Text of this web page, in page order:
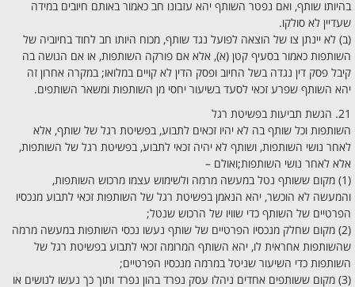
בהיותו שותף, ואם נפטר השותף יהא עזבונו חב כאמור באותם חיובים במידה
שעדיין לא סולקו.
(ב) לא יינתן צו של הוצאה לפועל נגד שותף, מכוח היותו חב לחוד בחיוביה של
השותפות כאמור בסעיף קטן (א), אלא אם פורקה השותפות, או אם הנושה בה
קיבל פסק דין נגדה בשל החיוב ופסק הדין לא קויים במלואו; במקרה אחרון זה
יהא השותף שפרע זכאי לסעד בשיעור יחסי מן השותפות ומשאר השותפים.
21. הגשת תביעות בפשיטת רגל
השותפות וכל שותף בה לא יהיו זכאים לתבוע, בפשיטת רגל של שותף, אלא
לאחר נושי השותפות, ושותף לא יהיה זכאי לתבוע, בפשיטת רגל של השותפות,
אלא לאחר נושי השותפות;ואולם –
(1) מקום ששותף נטל במעשה מרמה ולשימוש עצמו מרכוש השותפות,
והמעשה לא הוכשר, יהא הנאמן בפשיטת רגל של השותפות זכאי לתבוע מנכסיו
הפרטיים של השותף כדי שוויו של הרכוש שנטל;
(2) מקום שחלק מנכסיו הפרטיים של שותף נעשו נכסי השותפות במעשה מרמה
שהשותפות אחראית לו, יהא השותף המרומה זכאי לתבוע בפשיטת רגל של
השותפות כדי השיעור שניטל במרמה מנכסיו הפרטיים;
(3) מקום ששותפים אחדים ניהלו עסק נפרד בהון נפרד ותוך כך נעשו לנושים או